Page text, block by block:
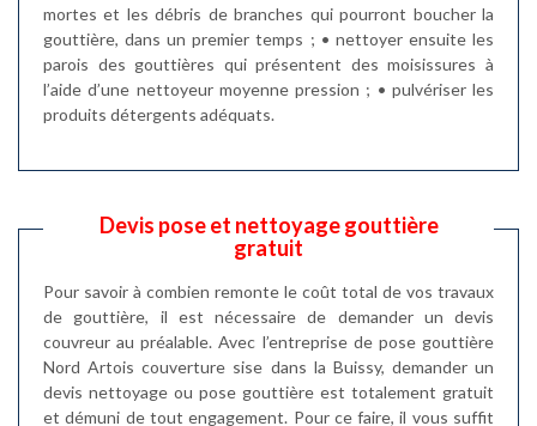
mortes et les débris de branches qui pourront boucher la
gouttière, dans un premier temps ; • nettoyer ensuite les
parois des gouttières qui présentent des moisissures à
l’aide d’une nettoyeur moyenne pression ; • pulvériser les
produits détergents adéquats.
Devis pose et nettoyage gouttière
gratuit
Pour savoir à combien remonte le coût total de vos travaux
de gouttière, il est nécessaire de demander un devis
couvreur au préalable. Avec l’entreprise de pose gouttière
Nord Artois couverture sise dans la Buissy, demander un
devis nettoyage ou pose gouttière est totalement gratuit
et démuni de tout engagement. Pour ce faire, il vous suffit